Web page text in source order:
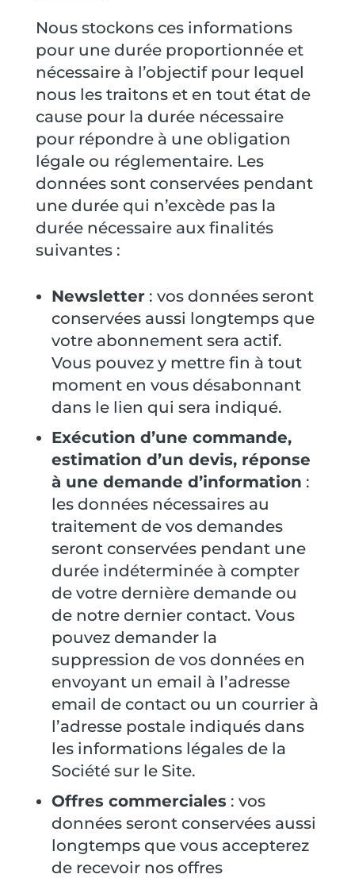
Nous stockons ces informations
pour une durée proportionnée et
nécessaire à l’objectif pour lequel
nous les traitons et en tout état de
cause pour la durée nécessaire
pour répondre à une obligation
légale ou réglementaire. Les
données sont conservées pendant
une durée qui n’excède pas la
durée nécessaire aux finalités
suivantes :
Newsletter: vos données seront
conservées aussi longtemps que
votre abonnement sera actif.
Vous pouvez y mettre fin à tout
moment en vous désabonnant
dans le lien qui sera indiqué.
Exécution d’une commande,
estimation d’un devis, réponse
à une demande d’information :
les données nécessaires au
traitement de vos demandes
seront conservées pendant une
durée indéterminée à compter
de votre dernière demande ou
de notre dernier contact. Vous
pouvez demander la
suppression de vos données en
envoyant un email à l’adresse
email de contact ou un courrier à
l’adresse postale indiqués dans
les informations légales de la
Société sur le Site.
Offres commerciales : vos
données seront conservées aussi
longtemps que vous accepterez
de recevoir nos offres